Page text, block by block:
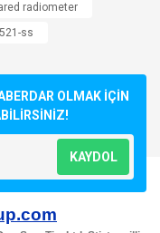
öneri formunu
radiometer
521-ss
OLMAK İÇİN
KAYDOL